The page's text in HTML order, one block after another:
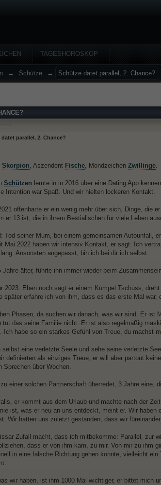
TAGESHOROSKOP
→ Schütze → Schütze datet parallel, 2. Chance?
parallel, 2. Chance?
Skorpion, Aszendent Fische, Mondzeichen Zwillinge.
Schützen lernte in in 2016 über eine Dating App
Intention war Spaß. Und wir hielten lockeren Kontakt.
offenbarte er ein wenig mehr über sich, Dinge, die
er 13 ist, die in ihrem Bestialischen für viele Leben
Tod seiner Mum, bei einem gemeinsamen Autounfall,
Mai 2022 haben wir intensiv Kontakt, er sagt: Ich
Ansonsten angepasst, bin ich bei dir ich selbst.
Jahre älter, führte ihn immer wieder beim
2023: Eben noch sagt er einem Kumpel Tschüss,
später erfahre ich von ihm, dass es das erste Mal
Phasen, da suchen wir danach, was wir sind. Er ist
tut das seine Familie nicht. Er ist also regelmäßig
Ich habe so ein starkes Gefühl von Treue, du machst
selbst eine verletzte Seele und sehe seine verletzte
definierten als einziges Treue, er will aber partout
Sprechen über Wochen.
einer solchen Partnerschaft überredet, 3 Jahre eine,
er kommt aus dem Urlaub und machte nach der
ist, was er neu an uns entdeckt, meint er. Wir
Wir hatten uns zuletzt gestanden, dass wir
Zufall macht, dass ich mitbekomme: Parallel, zur
dass er von ihm kam, zu mir. Von mir zu ihm
in eine falsche Richtung gehen konnte, vielleicht
wir haben, ist ihm 1000 Mal wichtiger, er bittet mich